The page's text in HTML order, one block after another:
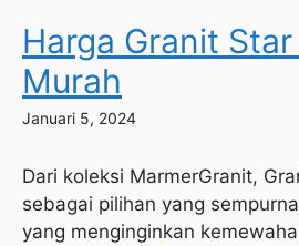
Harga Granit
Murah
Januari 5, 2024
Dari koleksi MarmerGranit,
sebagai pilihan yang
yang menginginkan